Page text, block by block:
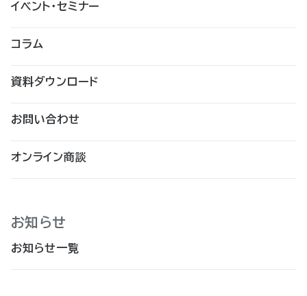
イベント・セミナー
コラム
資料ダウンロード
お問い合わせ
オンライン商談
お知らせ
お知らせ一覧